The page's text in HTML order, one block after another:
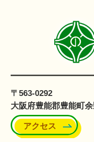
〒563-0292
大阪府豊能郡豊能町
アクセス